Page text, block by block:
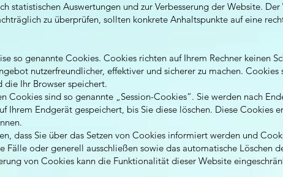
statistischen Auswertungen und zur Verbesserung der Website.
zu überprüfen, sollten konkrete Anhaltspunkte auf eine
so genannte Cookies. Cookies richten auf Ihrem Rechner keinen
nutzerfreundlicher, effektiver und sicherer zu machen.
die Ihr Browser speichert.
Cookies sind so genannte „Session-Cookies“. Sie werden nach
Ihrem Endgerät gespeichert, bis Sie diese löschen. Diese Cookies
dass Sie über das Setzen von Cookies informiert werden und
Fälle oder generell ausschließen sowie das automatische Löschen
von Cookies kann die Funktionalität dieser Website